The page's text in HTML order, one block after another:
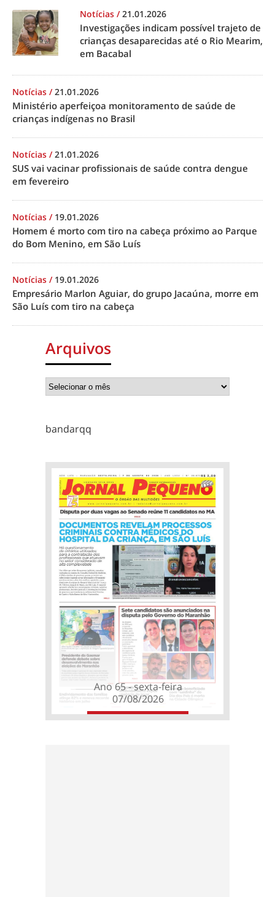
Notícias /21.01.2026
Investigações indicam possível trajeto de
crianças desaparecidas até o Rio Mearim,
em Bacabal
Notícias /21.01.2026
Ministério aperfeiçoa monitoramento de saúde de
crianças indígenas no Brasil
Notícias /21.01.2026
SUS vai vacinar profissionais de saúde contra dengue
em fevereiro
Notícias / 19.01.2026
Homem é morto com tiro na cabeça próximo ao Parque
do Bom Menino, em São Luís
Notícias / 19.01.2026
Empresário Marlon Aguiar, do grupo Jacaúna, morre em
São Luís com tiro na cabeça
Arquivos
bandarqq
Ano 65 - sexta-feira
07/08/2026